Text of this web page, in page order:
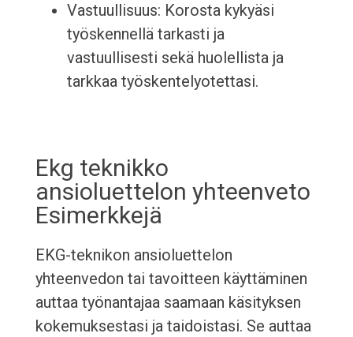
Vastuullisuus: Korosta kykyäsi
työskennellä tarkasti ja
vastuullisesti sekä huolellista ja
tarkkaa työskentelyotettasi.
Ekg teknikko
ansioluettelon yhteenveto
Esimerkkejä
EKG-teknikon ansioluettelon
yhteenvedon tai tavoitteen käyttäminen
auttaa työnantajaa saamaan käsityksen
kokemuksestasi ja taidoistasi. Se auttaa